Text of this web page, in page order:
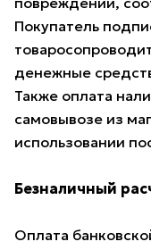
Покупатель
денежные
Также оплата
самовывозе из
использовании
Безналичный
Оплата